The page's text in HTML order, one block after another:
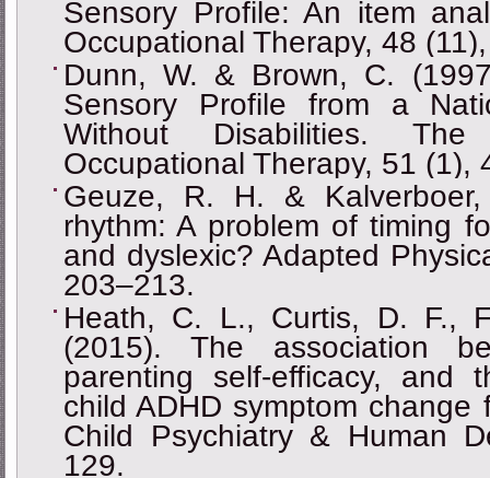
Sensory Profile: An item
Occupational Therapy, 48
Dunn, W. & Brown, C.
Sensory Profile from a
Without Disabilities.
Occupational Therapy, 51 (1),
Geuze, R. H. &
rhythm: A problem of timing
and dyslexic? Adapted
203–213.
Heath, C. L., Curtis, D. F.,
(2015). The association
parenting self-efficacy, and
child ADHD symptom change
Child Psychiatry & Human
129.